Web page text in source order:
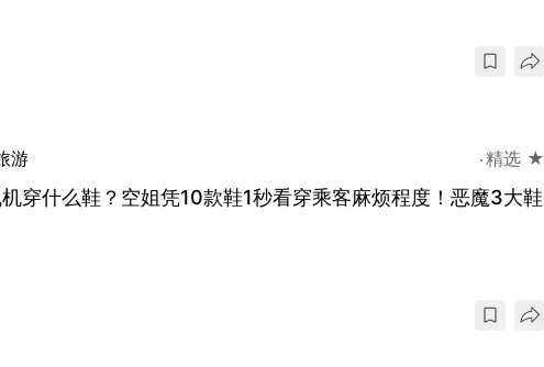
游 精选 ★
穿什么鞋？空姐凭10款鞋1秒看穿乘客麻烦程度！恶魔3大鞋